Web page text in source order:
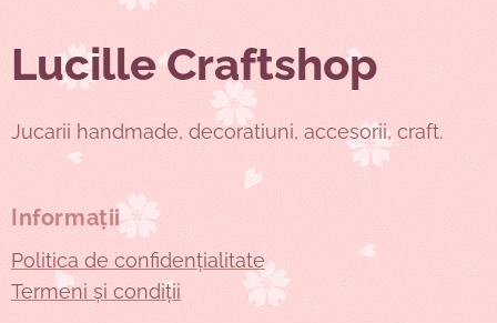
Lucille Craftshop
Jucarii handmade, decoratiuni, accesorii, craft.
Informații
Politica de confidențialitate
Termeni și condiții